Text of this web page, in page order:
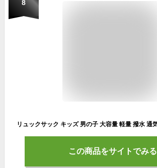
8
この商品をサイトでみる